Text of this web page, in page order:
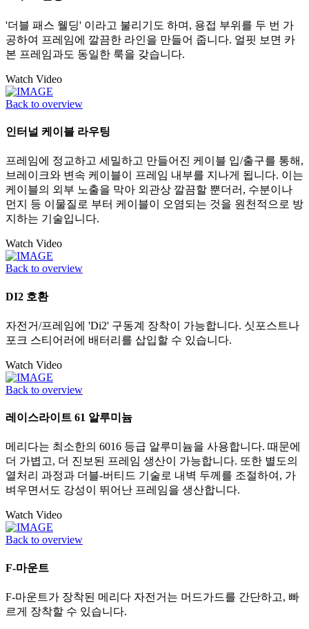
'더블 패스 웰딩' 이라고 불리기도 하며, 용접 부위를 두 번 가
공하여 프레임에 깔끔한 라인을 만들어 줍니다. 얼핏 보면 카
본 프레임과도 동일한 룩을 갖습니다.
Watch Video
Back to overview
인터널 케이블 라우팅
프레임에 정교하고 세밀하고 만들어진 케이블 입/출구를 통해,
브레이크와 변속 케이블이 프레임 내부를 지나게 됩니다. 이는
케이블의 외부 노출을 막아 외관상 깔끔할 뿐더러, 수분이나
먼지 등 이물질로 부터 케이블이 오염되는 것을 원천적으로 방
지하는 기술입니다.
Watch Video
Back to overview
DI2 호환
자전거/프레임에 'Di2' 구동계 장착이 가능합니다. 싯포스트나
포크 스티어러에 배터리를 삽입할 수 있습니다.
Watch Video
Back to overview
레이스라이트 61 알루미늄
메리다는 최소한의 6016 등급 알루미늄을 사용합니다. 때문에
더 가볍고, 더 진보된 프레임 생산이 가능합니다. 또한 별도의
열처리 과정과 더블-버티드 기술로 내벽 두께를 조절하여, 가
벼우면서도 강성이 뛰어난 프레임을 생산합니다.
Watch Video
Back to overview
F-마운트
F-마운트가 장착된 메리다 자전거는 머드가드를 간단하고, 빠
르게 장착할 수 있습니다.